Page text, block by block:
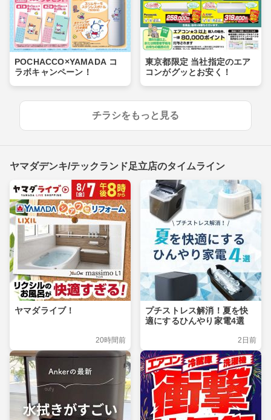
POCHACCO×YAMADA コ
ラボキャンペーン！
東京都限定 当社指定のエア
コンがグッとお安く！
チラシをもっと見る
ヤマダデンキ/テックランド足立店のタイムライン
ヤマダライブ！
20時間前
プチストレス解消！夏を快
適にするひんやり家電4選
2日前